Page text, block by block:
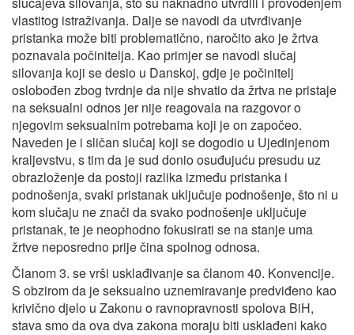
vlastitog istraživanja. Dalje se navodi da utvrđivanje
pristanka može biti problematično, naročito ako je žrtva
poznavala počinitelja. Kao primjer se navodi slučaj
silovanja koji se desio u Danskoj, gdje je počinitelj
oslobođen zbog tvrdnje da nije shvatio da žrtva ne pristaje
na seksualni odnos jer nije reagovala na razgovor o
njegovim seksualnim potrebama koji je on započeo.
Naveden je i sličan slučaj koji se dogodio u Ujedinjenom
kraljevstvu, s tim da je sud donio osuđujuću presudu uz
obrazloženje da postoji razlika između pristanka i
podnošenja, svaki pristanak uključuje podnošenje, što ni u
kom slučaju ne znači da svako podnošenje uključuje
pristanak, te je neophodno fokusirati se na stanje uma
žrtve neposredno prije čina spolnog odnosa.
Članom 3. se vrši usklađivanje sa članom 40. Konvencije.
S obzirom da je seksualno uznemiravanje predviđeno kao
krivično djelo u Zakonu o ravnopravnosti spolova BiH,
stava smo da ova dva zakona moraju biti usklađeni kako